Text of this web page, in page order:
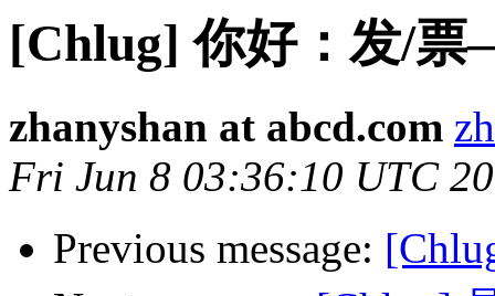
[Chlug] 你好：发/
zhanyshan at abcd.com
Fri Jun 8 03:36:10 UTC
Previous message: